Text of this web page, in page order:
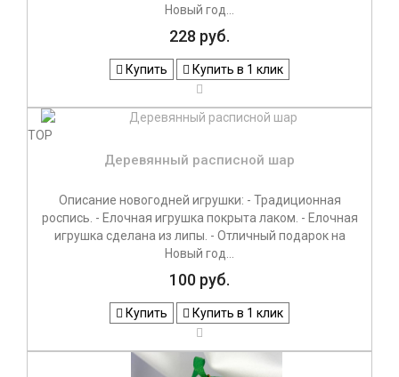
Новый год...
228 руб.
Купить Купить в 1 клик
TOP
Деревянный расписной шар
Описание новогодней игрушки: - Традиционная
роспись. - Елочная игрушка покрыта лаком. - Елочная
игрушка сделана из липы. - Отличный подарок на
Новый год...
100 руб.
Купить Купить в 1 клик